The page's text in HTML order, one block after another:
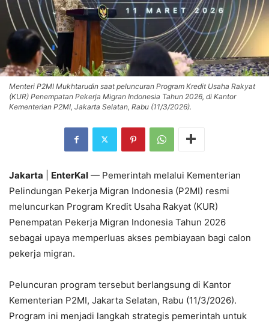
Menteri P2MI Mukhtarudin saat peluncuran Program Kredit Usaha Rakyat
(KUR) Penempatan Pekerja Migran Indonesia Tahun 2026, di Kantor
Kementerian P2MI, Jakarta Selatan, Rabu (11/3/2026).
Jakarta EnterKal — Pemerintah melalui Kementerian
Pelindungan Pekerja Migran Indonesia (P2MI) resmi
meluncurkan Program Kredit Usaha Rakyat (KUR)
Penempatan Pekerja Migran Indonesia Tahun 2026
sebagai upaya memperluas akses pembiayaan bagi calon
pekerja migran.
Peluncuran program tersebut berlangsung di Kantor
Kementerian P2MI, Jakarta Selatan, Rabu (11/3/2026).
Program ini menjadi langkah strategis pemerintah untuk